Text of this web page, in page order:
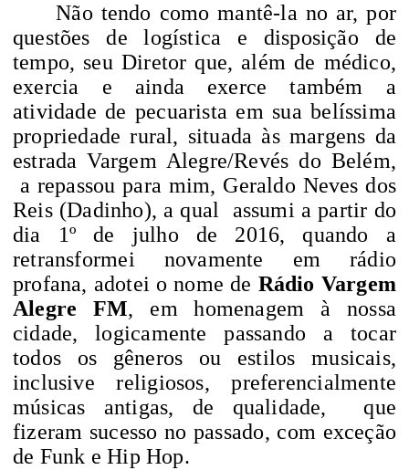
Não tendo como mantê-la no ar, por
questões de logística e disposição de
tempo, seu Diretor que, além de médico,
exercia e ainda exerce também a
atividade de pecuarista em sua belíssima
propriedade rural, situada às margens da
estrada Vargem Alegre/Revés do Belém,
a repassou para mim, Geraldo Neves dos
Reis (Dadinho), a qual assumi a partir do
dia 1º de julho de 2016, quando a
retransformei novamente em rádio
profana, adotei o nome de Rádio Vargem
Alegre FM, em homenagem à nossa
cidade, logicamente passando a tocar
todos os gêneros ou estilos musicais,
inclusive religiosos, preferencialmente
músicas antigas, de qualidade,
que
fizeram sucesso no passado, com exceção
de Funk e Hip Hop.